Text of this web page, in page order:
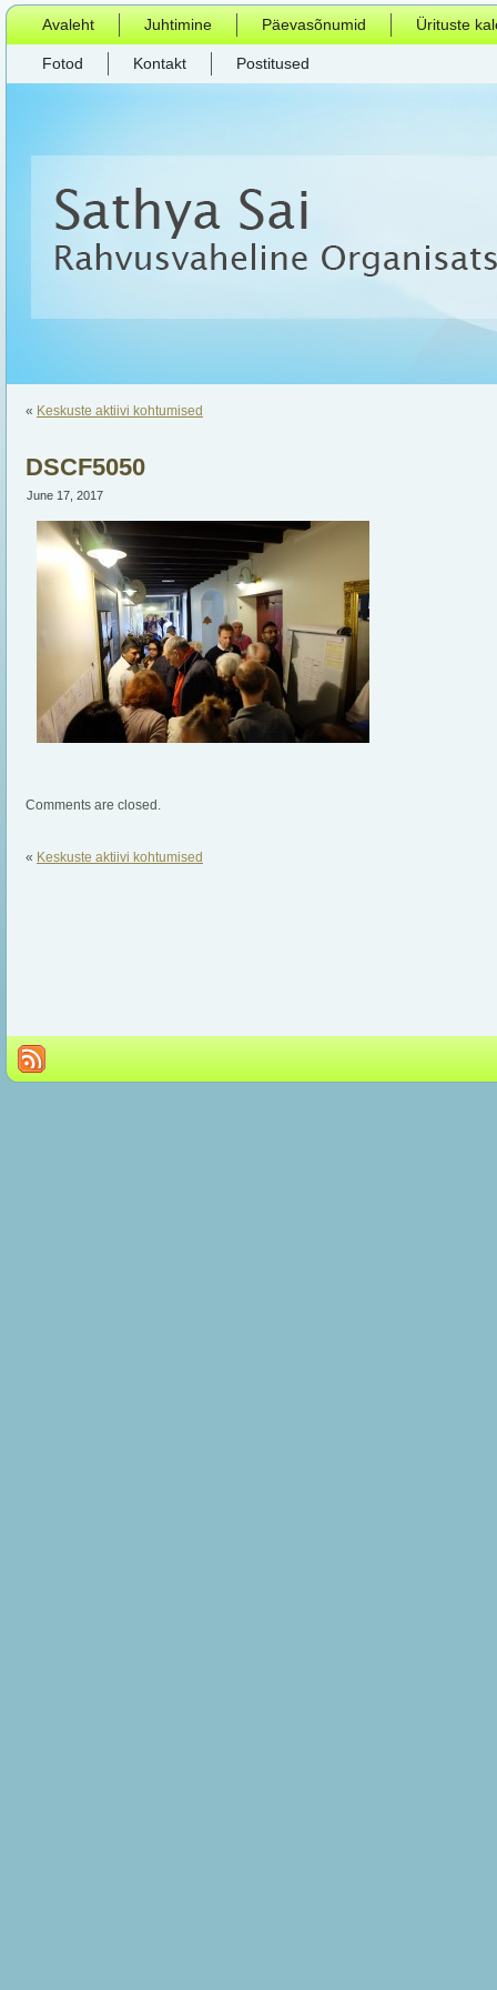
Avaleht Juhtimine Päevasõnumid Ürituste
Fotod Kontakt Postitused
« Keskuste aktiivi kohtumised
DSCF5050
June 17, 2017
Comments are closed.
« Keskuste aktiivi kohtumised